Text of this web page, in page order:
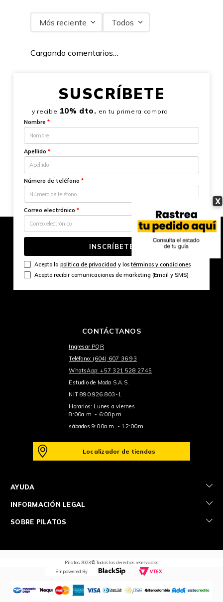
X
Más reciente Todos
Cargando comentarios…
SUSCRÍBETE
y recibe 10% dto. en tu primera compra
Nombre *
Apellido *
Número de teléfono *
Correo electrónico *
INSCRÍBETE
Acepto la política de privacidad y lostérminos y condiciones
Acepto recibir comunicaciones de marketing (Email y SMS)
CONTÁCTANOS
Ingresar PQR
Teléfono: (604) 607 36 93
WhatsApp: +57 321 528 2745
Estudio de Moda S.A.S.
NIT 890.926.803-1
Horarios: Lunes a viernes
8:00a.m. - 6:00p.m.
sábados 9:00a.m. - 12:00m
Localizador de tiendas
AYUDA +
INFORMACIÓN LEGAL +
SOBRE PILATOS +
Pilatos 2023 © Todos los derechos reservados
Empowered By